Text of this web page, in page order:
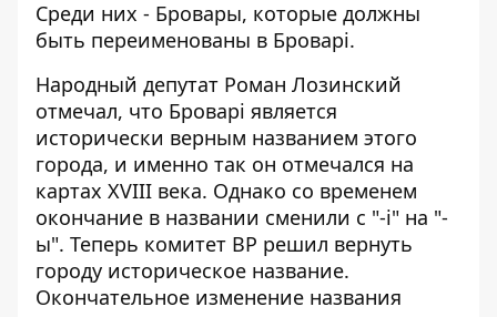
Среди них - Бровары, которые должны
быть переименованы в Броварі.
Народный депутат Роман Лозинский
отмечал, что Броварі является
исторически верным названием этого
города, и именно так он отмечался на
картах XVIII века. Однако со временем
окончание в названии сменили с "-і" на "-
ы". Теперь комитет ВР решил вернуть
городу историческое название.
Окончательное изменение названия